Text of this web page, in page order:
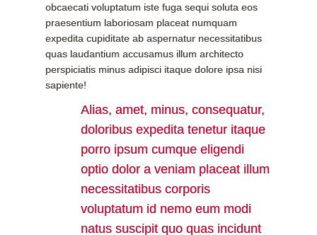
obcaecati voluptatum iste fuga sequi soluta eos
praesentium laboriosam placeat numquam
expedita cupiditate ab aspernatur necessitatibus
quas laudantium accusamus illum architecto
perspiciatis minus adipisci itaque dolore ipsa nisi
sapiente!
Alias, amet, minus, consequatur,
doloribus expedita tenetur itaque
porro ipsum cumque eligendi
optio dolor a veniam placeat illum
necessitatibus corporis
voluptatum id nemo eum modi
natus suscipit quo quas incidunt